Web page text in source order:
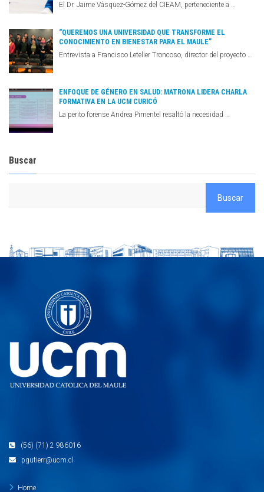
El Dr. Jaime Vásquez-Gómez del CIEAM, perteneciente a …
“QUEREMOS UNA UNIVERSIDAD QUE TRANSFORME EL
CONOCIMIENTO EN BIENESTAR PARA EL MAULE”
Entrevista a Francisco Letelier Troncoso, director del proyecto …
ENFOQUE DE GÉNERO EN SALUD: MATRONA LIDERA CHARLA
FORMATIVA EN LA UCM CURICÓ
La perito forense Andrea Pimentel resaltó la necesidad …
Buscar
(56) (71) 2 986016
pgutierr@ucm.cl
Home